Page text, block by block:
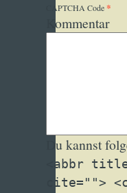
CAPTCHA Code *
Kommentar
Du kannst
<abbr
cite="">